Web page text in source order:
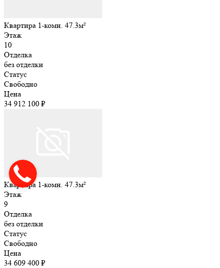
Квартира 1-комн. 47.3м²
Этаж
10
Отделка
без отделки
Статус
Свободно
Цена
34 912 100 ₽
Квартира 1-комн. 47.3м²
Этаж
9
Отделка
без отделки
Статус
Свободно
Цена
34 609 400 ₽